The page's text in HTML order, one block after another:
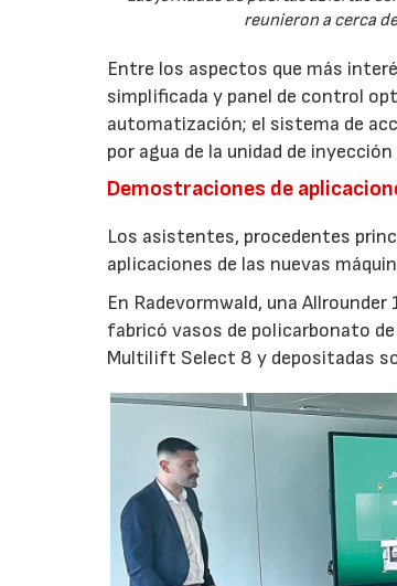
reunieron a cerca
Entre los aspectos que más
simplificada y panel de control
automatización; el sistema de
por agua de la unidad de
Demostraciones de
Los asistentes, procedentes
aplicaciones de las nuevas
En Radevormwald, una
fabricó vasos de policarbonato
Multilift Select 8 y depositadas